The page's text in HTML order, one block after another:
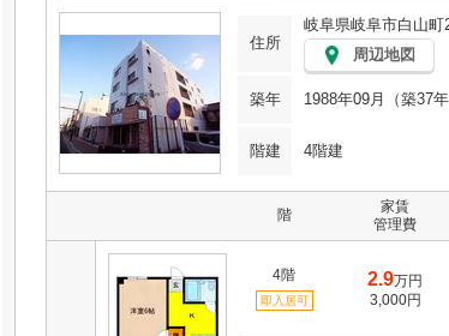
住所
岐阜県岐阜市白山町
周辺地図
築年 1988年09月（築37年
階建 4階建
階
家賃
管理費
4階
即入居可
2.9万円
3,000円